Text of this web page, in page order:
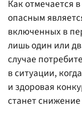
Как отмечается
опасным
включенных в
лишь один или
случае
в ситуации,
и здоровая
станет